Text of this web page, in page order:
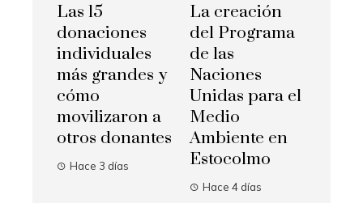
Las 15
donaciones
individuales
más grandes y
cómo
movilizaron a
otros donantes
Hace 3 días
La creación
del Programa
de las
Naciones
Unidas para el
Medio
Ambiente en
Estocolmo
Hace 4 días